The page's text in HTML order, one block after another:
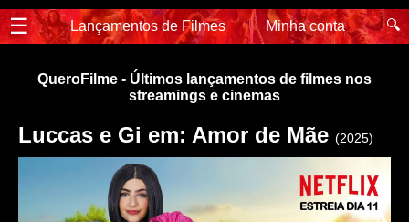
☰ Lançamentos de Filmes Minha conta 🔍
QueroFilme - Últimos lançamentos de filmes nos
streamings e cinemas
Luccas e Gi em: Amor de Mãe (2025)